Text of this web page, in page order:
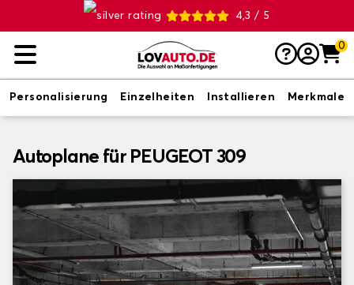
4,3 / 5
0
Personalisierung Einzelheiten Installieren Merkmale
Autoplane für PEUGEOT 309